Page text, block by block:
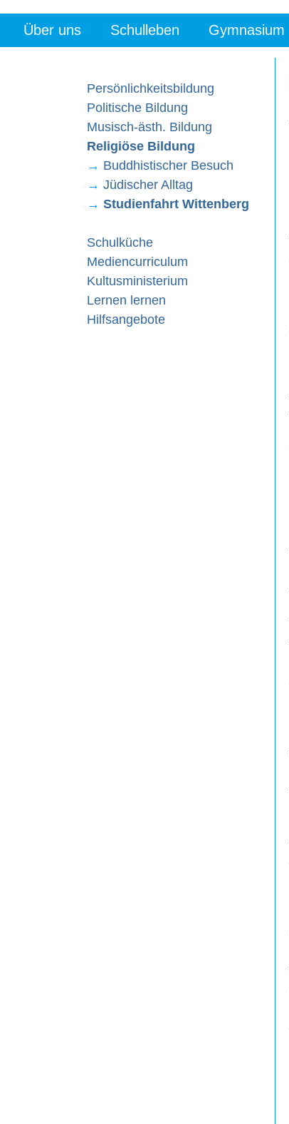
Über uns Schulleben Gymnasium
Persönlichkeitsbildung
Politische Bildung
Musisch-ästh. Bildung
Religiöse Bildung
→ Buddhistischer Besuch
→ Jüdischer Alltag
→ Studienfahrt Wittenberg
Schulküche
Mediencurriculum
Kultusministerium
Lernen lernen
Hilfsangebote